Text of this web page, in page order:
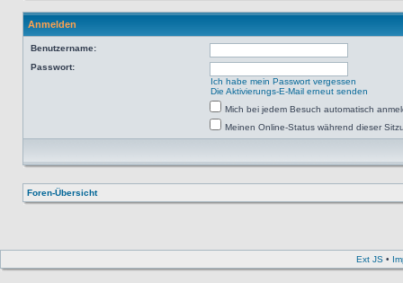
Anmelden
Benutzername:
Passwort:
Ich habe mein Passwort vergessen
Die Aktivierungs-E-Mail erneut senden
Mich bei jedem Besuch automatisch
Meinen Online-Status während dieser
Foren-Übersicht
Ext JS •